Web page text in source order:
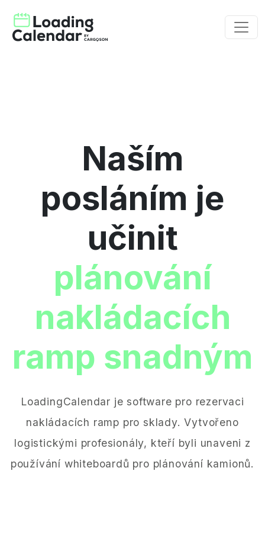
Naším
posláním je
učinit
plánování
nakládacích
ramp snadným
LoadingCalendar je software pro rezervaci
nakládacích ramp pro sklady. Vytvořeno
logistickými profesionály, kteří byli unaveni z
používání whiteboardů pro plánování kamionů.